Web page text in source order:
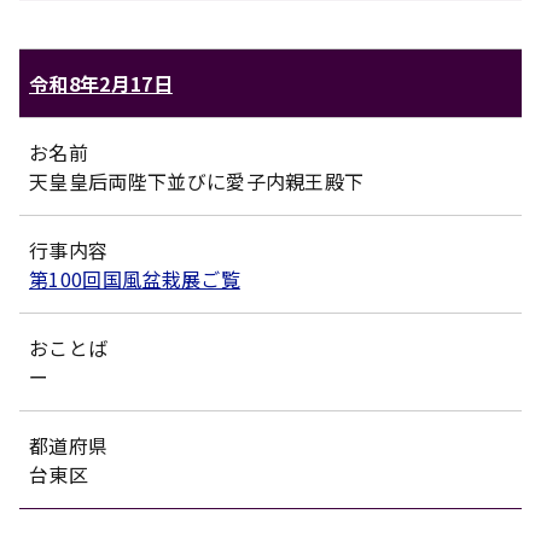
令和8年2月17日
お名前
天皇皇后両陛下並びに愛子内親王殿下
行事内容
第100回国風盆栽展ご覧
おことば
ー
都道府県
台東区